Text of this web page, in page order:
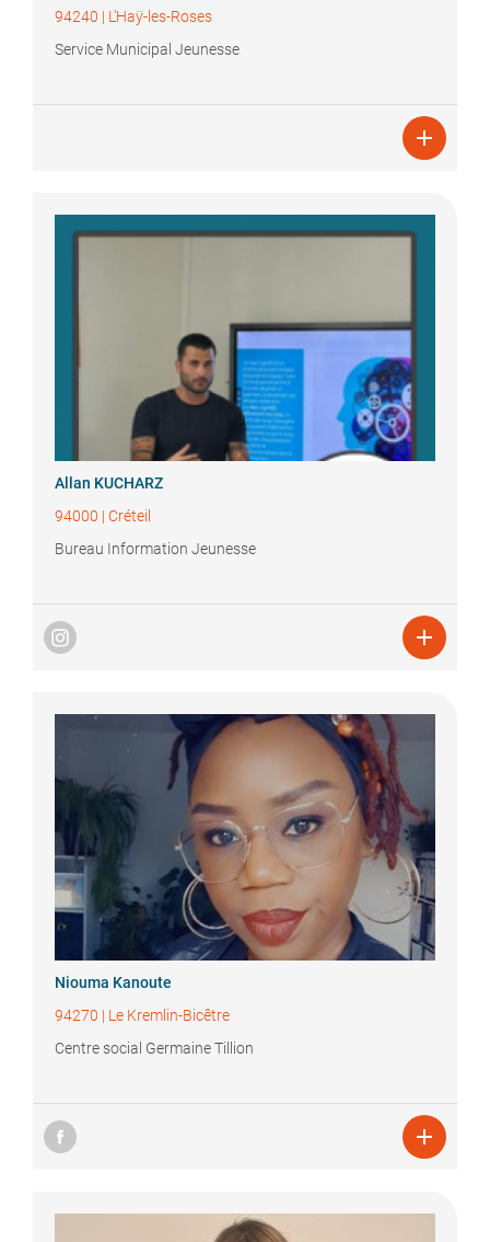
94240 | L'Haÿ-les-Roses
Service Municipal Jeunesse

Allan KUCHARZ
94000 | Créteil
Bureau Information Jeunesse

Niouma Kanoute
94270 | Le Kremlin-Bicêtre
Centre social Germaine Tillion
